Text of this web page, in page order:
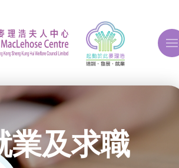
業及求職